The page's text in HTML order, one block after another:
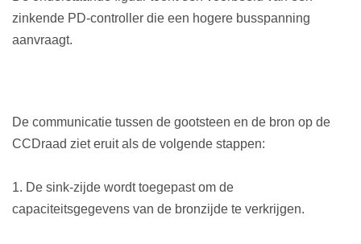
zinkende PD-controller die een hogere busspanning
aanvraagt.
De communicatie tussen de gootsteen en de bron op de
CCDraad ziet eruit als de volgende stappen:
1. De sink-zijde wordt toegepast om de
capaciteitsgegevens van de bronzijde te verkrijgen.